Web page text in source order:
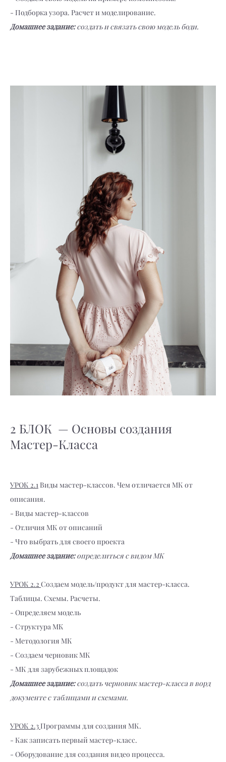
- Подборка узора. Расчет и моделирование.
Домашнее задание:создать и связать свою модель боди.
2 БЛОК — Основы создания
Мастер-Класса
УРОК 2.1 Виды мастер-классов. Чем отличается МК от
описания.
- Виды мастер-классов
- Отличия МК от описаний
- Что выбрать для своего проекта
Домашнее задание:определиться с видом МК
УРОК 2.2 Создаем модель/продукт для мастер-класса.
Таблицы. Схемы. Расчеты.
- Определяем модель
- Структура МК
- Методология МК
- Создаем черновик МК
- МК для зарубежных площадок
Домашнее задание:создать черновик мастер-класса в ворд
документе с таблицами и схемами.
УРОК 2.3 Программы для создания МК.
- Как записать первый мастер-класс.
- Оборудование для создания видео процесса.